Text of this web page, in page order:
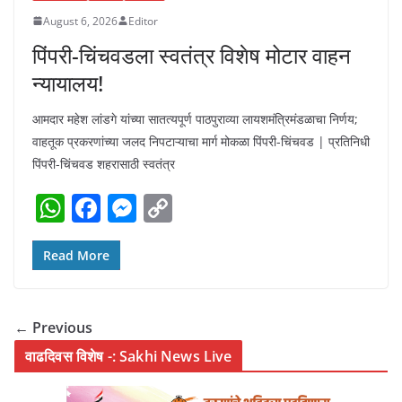
August 6, 2026 Editor
पिंपरी-चिंचवडला स्वतंत्र विशेष मोटार वाहन
न्यायालय!
आमदार महेश लांडगे यांच्या सातत्यपूर्ण पाठपुराव्या लायशमंत्रिमंडळाचा निर्णय;
वाहतूक प्रकरणांच्या जलद निपटाऱ्याचा मार्ग मोकळा पिंपरी-चिंचवड | प्रतिनिधी
पिंपरी-चिंचवड शहरासाठी स्वतंत्र
W
h
at
A
p
p
F
a
c
o
o
M
g
er
n
k
Read More
← Previous
वाढदिवस विशेष -: Sakhi News Live